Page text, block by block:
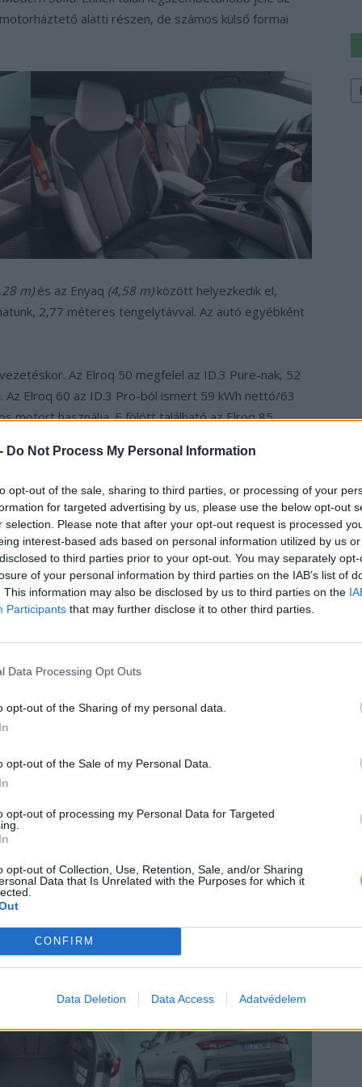
Do Not Process My Personal Information
opt-out of the sale, sharing to third parties, or processing of your
for targeted advertising by us, please use the below opt-out
selection. Please note that after your opt-out request is processed
interest-based ads based on personal information utilized by us
to third parties prior to your opt-out. You may separately
of your personal information by third parties on the IAB’s list of
This information may also be disclosed by us to third parties on the
Participants that may further disclose it to other third parties.
Data Processing Opt Outs
opt-out of the Sharing of my personal data.
opt-out of the Sale of my Personal Data.
opt-out of processing my Personal Data for Targeted
opt-out of Collection, Use, Retention, Sale, and/or Sharing
Data that Is Unrelated with the Purposes for which it
CONFIRM
Data Deletion Data Access Adatvédelem
alatti részen, de számos külső formai
m)és az Enyaq (4,58 m)között helyezkedik el,
2,77 méteres tengelytávval. Az autó egyébként
Az Elroq 50 megfelel az ID.3 Pure-nak, 52
Elroq 60 az ID.3 Pro-ból ismert 59 kWh nettó/63
motort használja. E fölött található az Elroq 85,
érhető el: 210 kW-os APP550 villanymotorral (és 545
Aki pedig összkerekes modellre vágyik, neki ott
e-motorral (+220 kW). Az Elroq 50 és 60 esetében
180 km/h a vonatkozó adat.
60 Elroq 85
Elroq 85x
RWD
AWD
kW 210 kW
220 kW
km/h 180 km/h
180 km/h
560 km
– –
árultak el az új Elroq-ról. A töltést illetően azonban
az ismert VW technológia legújabb verzióját
A Škoda jelenleg csak az 560 kilométeres
Jelenleg csak német alapár ismert: 33 900 euró
ez az összes európai piacon 33 ezer euró körül